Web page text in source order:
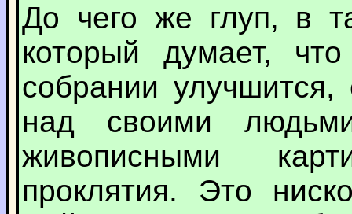
До чего же глуп, в
который думает,
собрании улучшится,
над своими
живописными
проклятия. Это